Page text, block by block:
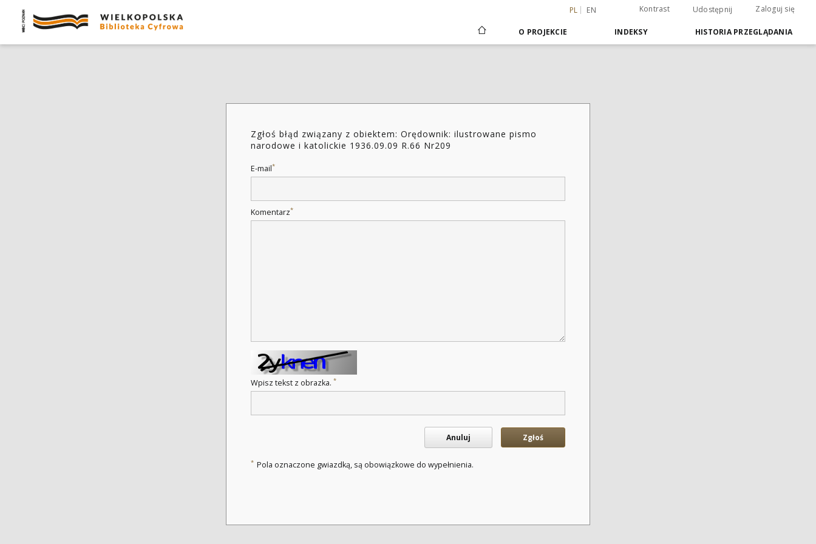
PL EN Kontrast Udostępnij Zaloguj się
O PROJEKCIE INDEKSY HISTORIA PRZEGLĄDANIA
Zgłoś błąd związany z obiektem: Orędownik: ilustrowane pismo
narodowe i katolickie 1936.09.09 R.66 Nr209
E-mail*
Komentarz*
Wpisz tekst z obrazka. *
Anuluj Zgłoś
* Pola oznaczone gwiazdką, są obowiązkowe do wypełnienia.